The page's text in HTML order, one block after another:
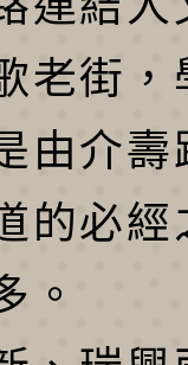
老街，
由介壽
的必經
。